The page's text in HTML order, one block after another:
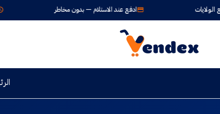
ادفع عند الاستلام — بدون مخاطر